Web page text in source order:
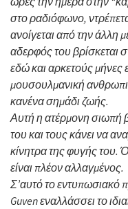
στο ραδιόφωνο,
ανοίγεται από την άλλη
αδερφός του βρίσκεται
εδώ και αρκετούς μήνες
μουσουλμανική
κανένα σημάδι ζωής.
Αυτή η ατέρμονη σιωπή
του και τους κάνει να
κίνητρα της φυγής του.
είναι πλέον αλλαγμένος.
Σ’αυτό το εντυπωσιακό
Guven εναλλάσσει το